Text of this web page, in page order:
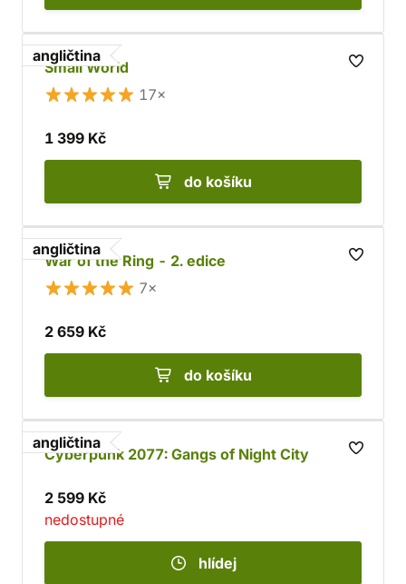
angličtina
Small World
17×
1 399 Kč
do košíku
angličtina
War of the Ring - 2. edice
7×
2 659 Kč
do košíku
angličtina
Cyberpunk 2077: Gangs of Night City
2 599 Kč
nedostupné
hlídej